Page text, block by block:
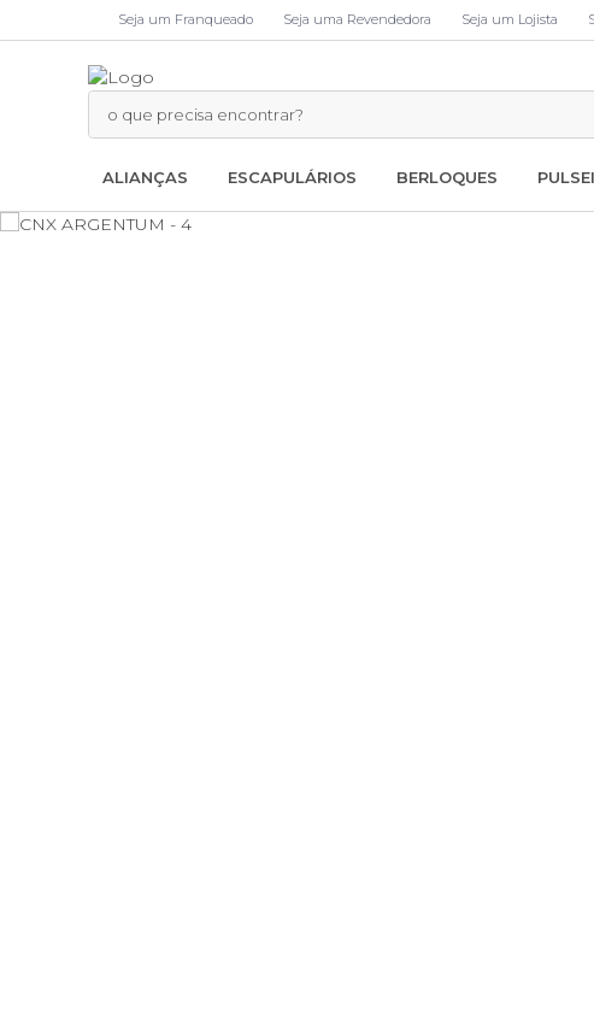
Seja um Franqueado Seja uma Revendedora Seja um Lojista
ALIANÇAS ESCAPULÁRIOS BERLOQUES